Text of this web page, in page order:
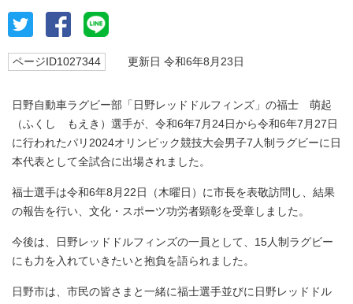
ページID1027344 更新日 令和6年8月23日
日野自動車ラグビー部「日野レッドドルフィンズ」の福士 萌起
（ふくし もえき）選手が、令和6年7月24日から令和6年7月27日
に行われたパリ2024オリンピック競技大会男子7人制ラグビーに日
本代表として全試合に出場されました。
福士選手は令和6年8月22日（木曜日）に市長を表敬訪問し、結果
の報告を行い、文化・スポーツ功労者顕彰を受章しました。
今後は、日野レッドドルフィンズの一員として、15人制ラグビー
にも力を入れていきたいと抱負を語られました。
日野市は、市民の皆さまと一緒に福士選手並びに日野レッドドル